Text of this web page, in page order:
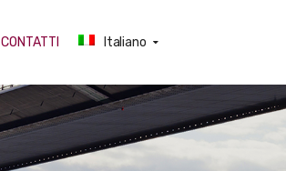
CONTATTI Italiano